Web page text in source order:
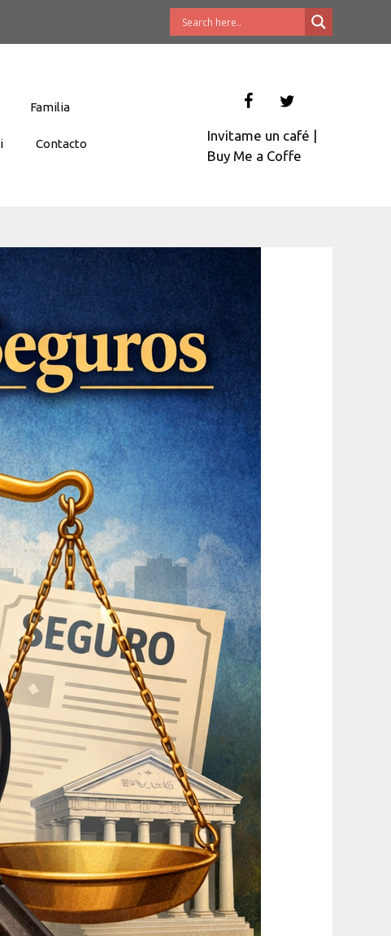
Familia
Contacto
Invitame un café |
Buy Me a Coffe